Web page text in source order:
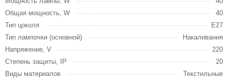
Общая мощность, W
40
Тип цоколя
E27
Тип лампочки (основной)
Накаливания
Напряжение, V
220
Степень защиты, IP
20
Виды материалов
Текстильные